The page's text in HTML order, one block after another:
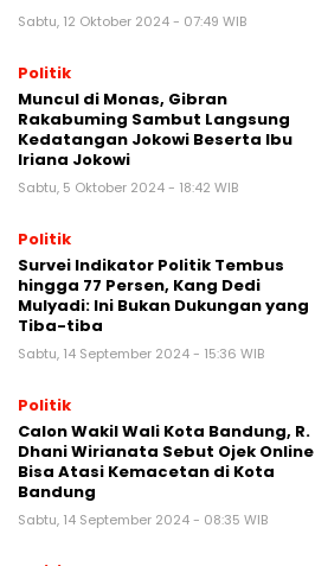
Sabtu, 12 Oktober 2024 - 07:49 WIB
Politik
Muncul di Monas, Gibran
Rakabuming Sambut Langsung
Kedatangan Jokowi Beserta Ibu
Iriana Jokowi
Sabtu, 5 Oktober 2024 - 18:42 WIB
Politik
Survei Indikator Politik Tembus
hingga 77 Persen, Kang Dedi
Mulyadi: Ini Bukan Dukungan yang
Tiba-tiba
Sabtu, 14 September 2024 - 15:36 WIB
Politik
Calon Wakil Wali Kota Bandung, R.
Dhani Wirianata Sebut Ojek Online
Bisa Atasi Kemacetan di Kota
Bandung
Sabtu, 14 September 2024 - 08:35 WIB